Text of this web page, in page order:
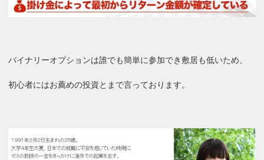
バイナリーオプションは誰でも簡単に参加でき敷居も低いため、
初心者にはお薦めの投資とまで言っております。